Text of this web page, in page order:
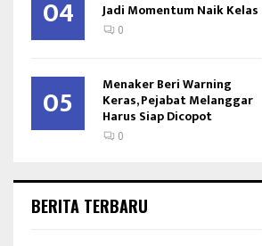
04 Jadi Momentum Naik Kelas
0
05 Menaker Beri Warning
Keras, Pejabat Melanggar
Harus Siap Dicopot
0
BERITA TERBARU